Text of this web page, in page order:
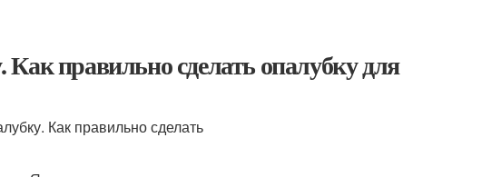
правильно сделать опалубку для